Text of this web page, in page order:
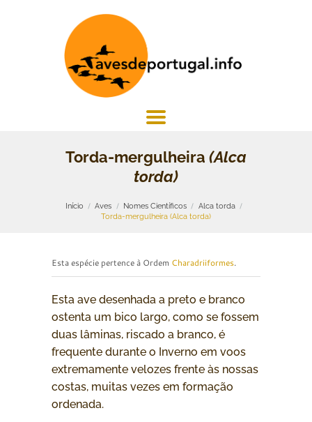
Torda-mergulheira (Alca
torda)
Início Aves Nomes Científicos
Alca torda
Torda-mergulheira (Alca torda)
Esta espécie pertence à Ordem Charadriiformes.
Esta ave desenhada a preto e branco
ostenta um bico largo, como se fossem
duas lâminas, riscado a branco, é
frequente durante o Inverno em voos
extremamente velozes frente às nossas
costas, muitas vezes em formação
ordenada.